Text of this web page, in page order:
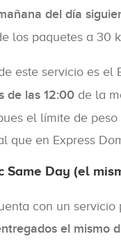
del día
los paquetes a 30
este servicio es el
de las 12:00 de la
el límite de
que en Express
Same Day (el
con un
el mismo